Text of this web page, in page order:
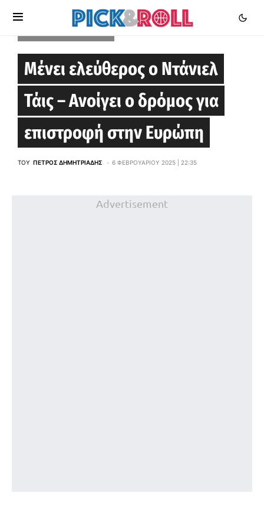
Μένει ελεύθερος ο Ντάνιελ
Τάις – Ανοίγει ο δρόμος για
επιστροφή στην Ευρώπη
ΤΟΥ ΠΈΤΡΟΣ ΔΗΜΗΤΡΙΆΔΗΣ 6 ΦΕΒΡΟΥΑΡΊΟΥ 2025 | 22:35
Advertisement